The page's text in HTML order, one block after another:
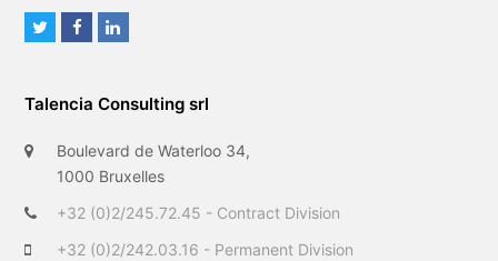
t
e
F
e
b
o
o
k
e
d
I
Talencia Consulting srl
Boulevard de Waterloo 34,
1000 Bruxelles
+32 (0)2/245.72.45 - Contract Division
+32 (0)2/242.03.16 - Permanent Division